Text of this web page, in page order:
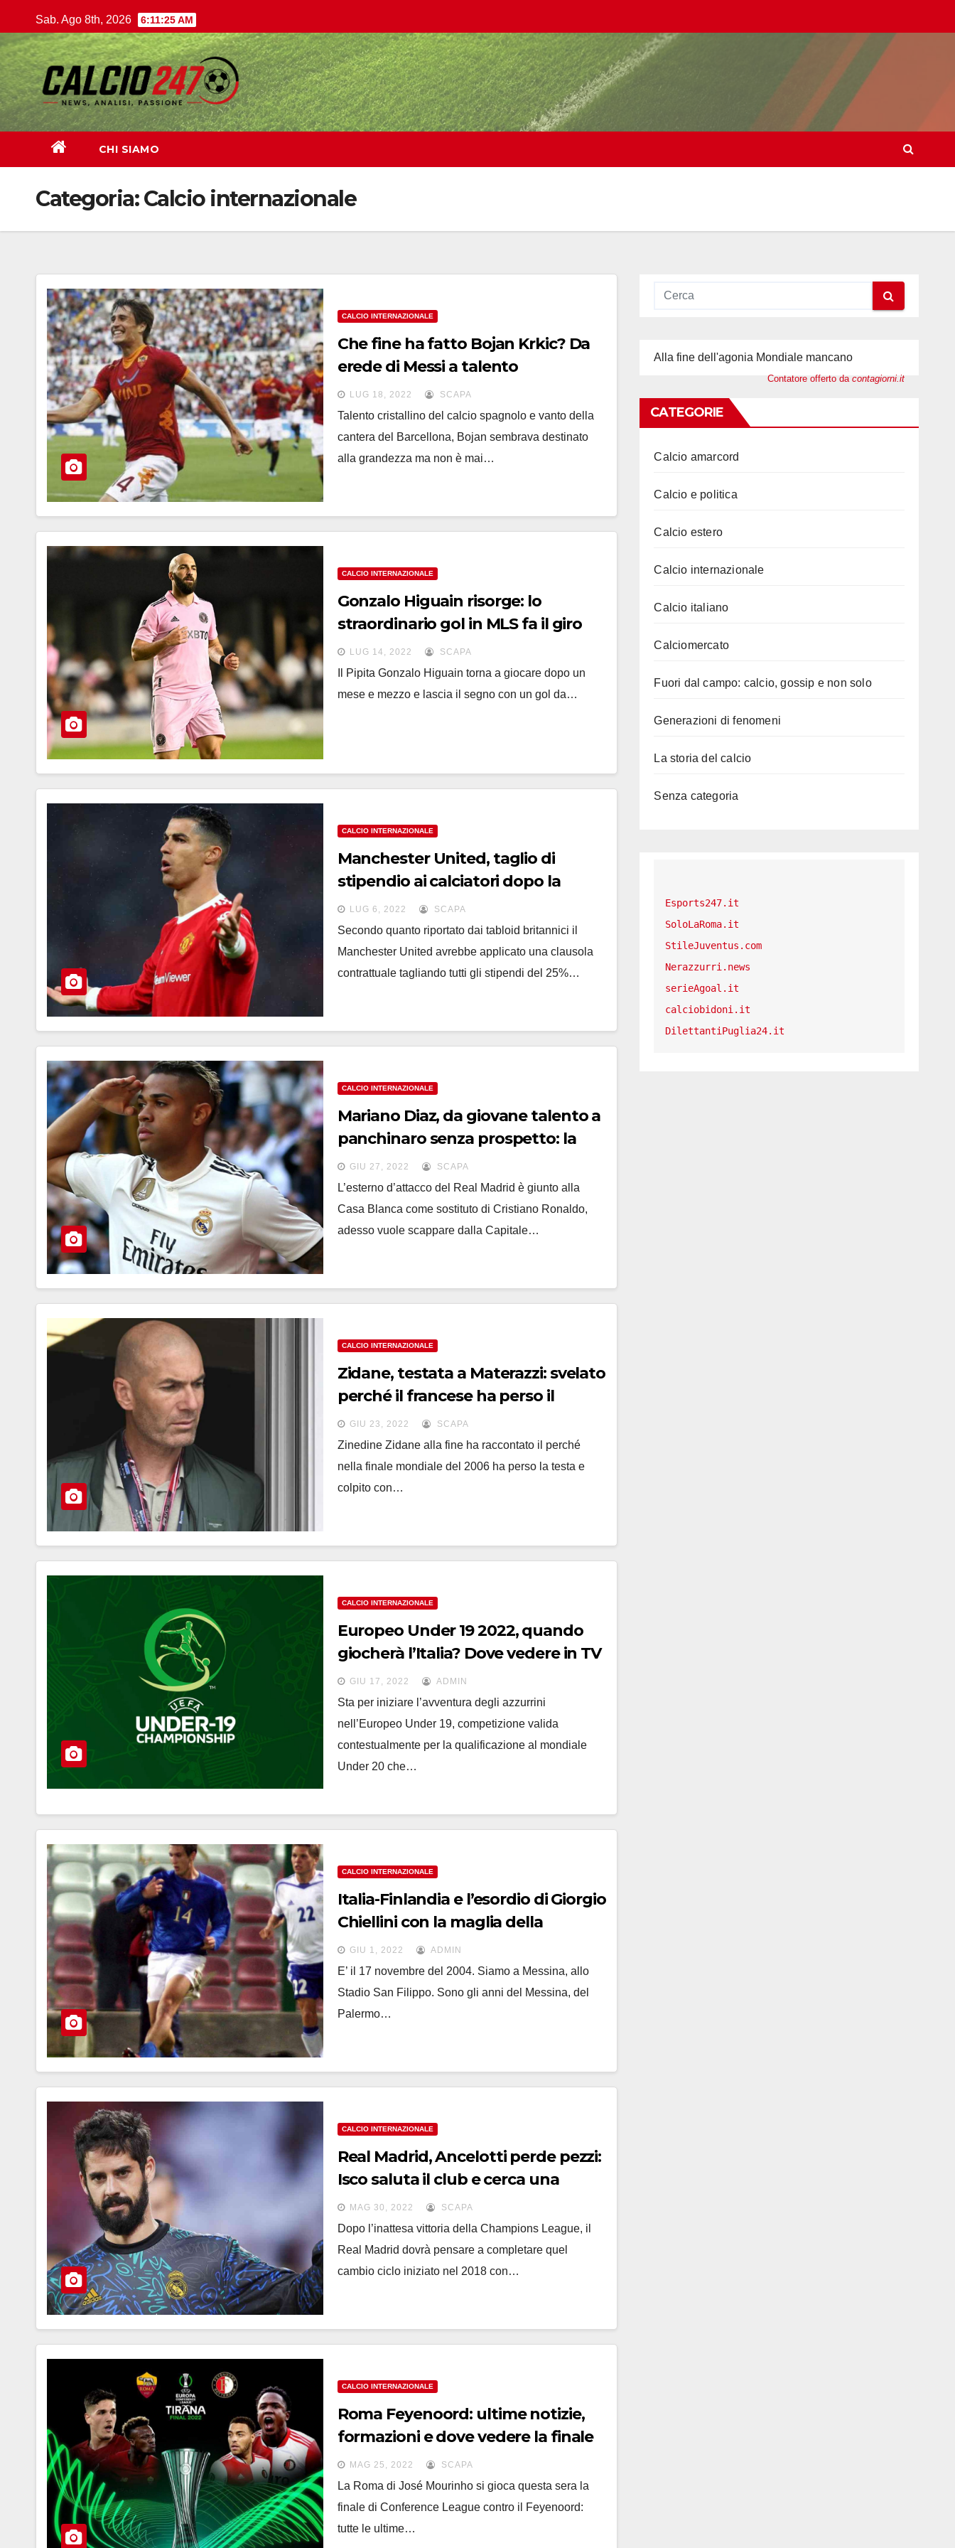
al
contenuto
Sab. Ago 8th, 2026 6:11:26 AM
CHI SIAMO
Categoria:Calcio internazionale
CALCIO INTERNAZIONALE
Che fine ha fatto Bojan Krkic? Da
erede di Messi a talento
incompiuto
LUG 18, 2022 SCAPA
Talento cristallino del calcio spagnolo e vanto della
cantera del Barcellona, Bojan sembrava destinato
alla grandezza ma non è mai…
CALCIO INTERNAZIONALE
Gonzalo Higuain risorge: lo
straordinario gol in MLS fa il giro
del mondo -VIDEO
LUG 14, 2022 SCAPA
Il Pipita Gonzalo Higuain torna a giocare dopo un
mese e mezzo e lascia il segno con un gol da…
CALCIO INTERNAZIONALE
Manchester United, taglio di
stipendio ai calciatori dopo la
mancata qualificazione
LUG 6, 2022 SCAPA
Secondo quanto riportato dai tabloid britannici il
Manchester United avrebbe applicato una clausola
contrattuale tagliando tutti gli stipendi del 25%…
CALCIO INTERNAZIONALE
Mariano Diaz, da giovane talento a
panchinaro senza prospetto: la
maledizione del Madrid
GIU 27, 2022 SCAPA
L’esterno d’attacco del Real Madrid è giunto alla
Casa Blanca come sostituto di Cristiano Ronaldo,
adesso vuole scappare dalla Capitale…
CALCIO INTERNAZIONALE
Zidane, testata a Materazzi: svelato
perché il francese ha perso il
controllo
GIU 23, 2022 SCAPA
Zinedine Zidane alla fine ha raccontato il perché
nella finale mondiale del 2006 ha perso la testa e
colpito con…
CALCIO INTERNAZIONALE
Europeo Under 19 2022, quando
giocherà l’Italia? Dove vedere in TV
gli azzurrini di Nunziata?
GIU 17, 2022 ADMIN
Sta per iniziare l’avventura degli azzurrini
nell’Europeo Under 19, competizione valida
contestualmente per la qualificazione al mondiale
Under 20 che…
CALCIO INTERNAZIONALE
Italia-Finlandia e l’esordio di Giorgio
Chiellini con la maglia della
Nazionale
GIU 1, 2022 ADMIN
E’ il 17 novembre del 2004. Siamo a Messina, allo
Stadio San Filippo. Sono gli anni del Messina, del
Palermo…
CALCIO INTERNAZIONALE
Real Madrid, Ancelotti perde pezzi:
Isco saluta il club e cerca una
nuova esperienza
MAG 30, 2022 SCAPA
Dopo l’inattesa vittoria della Champions League, il
Real Madrid dovrà pensare a completare quel
cambio ciclo iniziato nel 2018 con…
CALCIO INTERNAZIONALE
Roma Feyenoord: ultime notizie,
formazioni e dove vedere la finale
di Conference League
MAG 25, 2022 SCAPA
La Roma di José Mourinho si gioca questa sera la
finale di Conference League contro il Feyenoord:
tutte le ultime…
Alla fine dell'agonia Mondiale mancano
Contatore offerto da contagiorni.it
CATEGORIE
Calcio amarcord
Calcio e politica
Calcio estero
Calcio internazionale
Calcio italiano
Calciomercato
Fuori dal campo: calcio, gossip e non solo
Generazioni di fenomeni
La storia del calcio
Senza categoria
Esports247.it
SoloLaRoma.it
StileJuventus.com
Nerazzurri.news
serieAgoal.it
calciobidoni.it
DilettantiPuglia24.it